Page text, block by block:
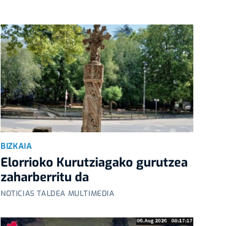
BIZKAIA
Elorrioko Kurutziagako gurutzea
zaharberritu da
NOTICIAS TALDEA MULTIMEDIA